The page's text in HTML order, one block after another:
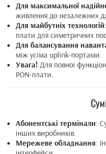
Для максимальної
живлення до незалежних
Для майбутніх технологій
плати для симетричних
Для балансування
між усіма uplink-портами.
Увага! Для повної
PON-плати.
Абонентські термінали:
інших виробників.
Мережеве обладнання: